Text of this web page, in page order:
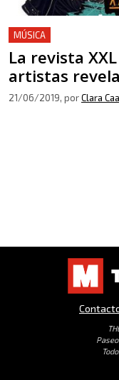
MÚSICA
La revista
artistas
21/06/2019, porClara